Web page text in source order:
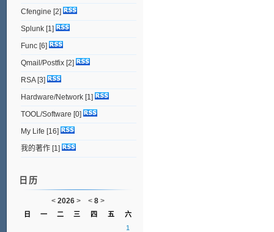
Cfengine [2]
Splunk[1]
Func[6]
Qmail/Postfix[2]
RSA[3]
Hardware/Network[1]
TOOL/Software [0]
My Life [16]
我的著作[1]
日历
< 2026 > < 8 >
日 一 二 三 四 五
六
1